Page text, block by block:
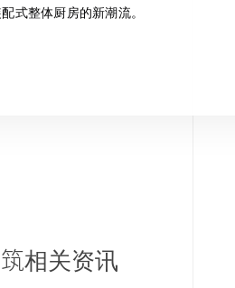
式整体厨房的新潮流。
相关资讯